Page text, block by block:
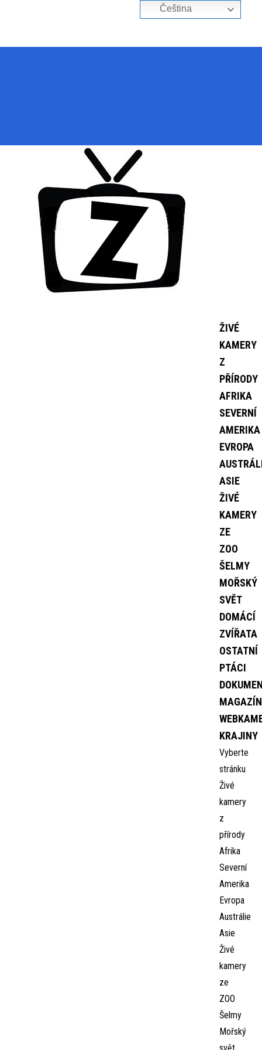
ŽIVÉ
KAMERY
Z
PŘÍRODY
AFRIKA
SEVERNÍ
AMERIKA
EVROPA
ASIE
ŽIVÉ
KAMERY
ZE
ZOO
ŠELMY
MOŘSKÝ
SVĚT
DOMÁCÍ
ZVÍŘATA
OSTATNÍ
PTÁCI
MAGAZÍN
KRAJINY
Vyberte
stránku
Živé
kamery
z
přírody
Afrika
Severní
Amerika
Evropa
Austrálie
Asie
Živé
kamery
ze
ZOO
Šelmy
Mořský
Čeština‎